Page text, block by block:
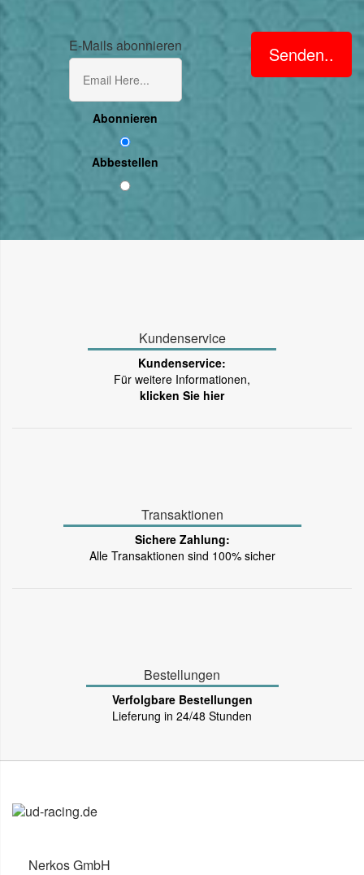
E-Mails abonnieren
Abonnieren
Abbestellen
Senden..
Kundenservice
Kundenservice:
Für weitere Informationen,
klicken Sie hier
Transaktionen
Sichere Zahlung:
Alle Transaktionen sind 100% sicher
Bestellungen
Verfolgbare Bestellungen
Lieferung in 24/48 Stunden
Nerkos GmbH